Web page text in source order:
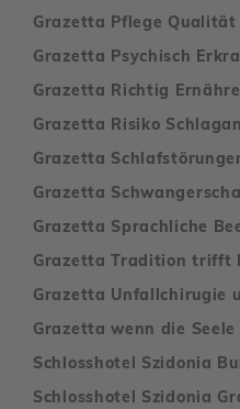
Grazetta Pflege Qualität
Grazetta Psychisch
Grazetta Richtig
Grazetta Risiko
Grazetta
Grazetta
Grazetta Sprachliche
Grazetta Tradition trifft
Grazetta Unfallchirugie
Grazetta wenn die
Schlosshotel Szidonia
Schlosshotel Szidonia